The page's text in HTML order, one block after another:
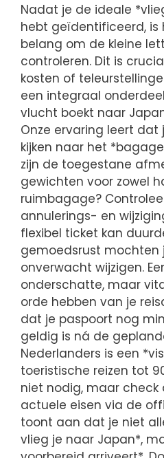
Nadat je de ideale
hebt geïdentificeerd, is
belang om de kleine
controleren. Dit is
kosten of
een integraal
vlucht boekt naar
Onze ervaring leert
kijken naar het
zijn de toegestane
gewichten voor zowel
ruimbagage?
annulerings- en
flexibel ticket kan
gemoedsrust mochten
onverwacht wijzigen.
onderschatte, maar
orde hebben van je
dat je paspoort nog
geldig is ná de
Nederlanders is een
toeristische reizen tot
niet nodig, maar
actuele eisen via de
toont aan dat je niet
vlieg je naar Japan*,